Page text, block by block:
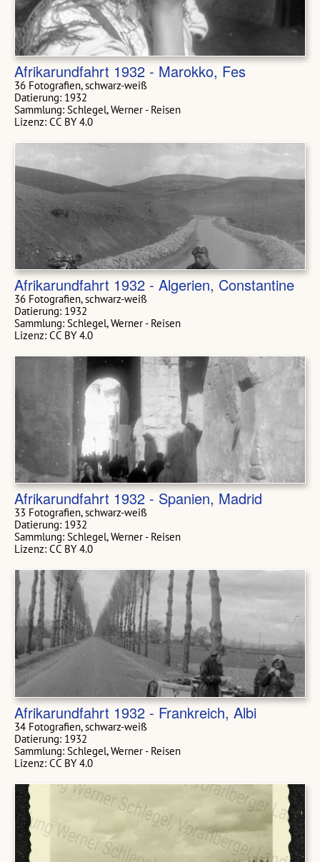
Afrikarundfahrt 1932 - Marokko, Fes
36 Fotografien, schwarz-weiß
Datierung: 1932
Sammlung: Schlegel, Werner - Reisen
Lizenz: CC BY 4.0
Afrikarundfahrt 1932 - Algerien, Constantine
36 Fotografien, schwarz-weiß
Datierung: 1932
Sammlung: Schlegel, Werner - Reisen
Lizenz: CC BY 4.0
Afrikarundfahrt 1932 - Spanien, Madrid
33 Fotografien, schwarz-weiß
Datierung: 1932
Sammlung: Schlegel, Werner - Reisen
Lizenz: CC BY 4.0
Afrikarundfahrt 1932 - Frankreich, Albi
34 Fotografien, schwarz-weiß
Datierung: 1932
Sammlung: Schlegel, Werner - Reisen
Lizenz: CC BY 4.0